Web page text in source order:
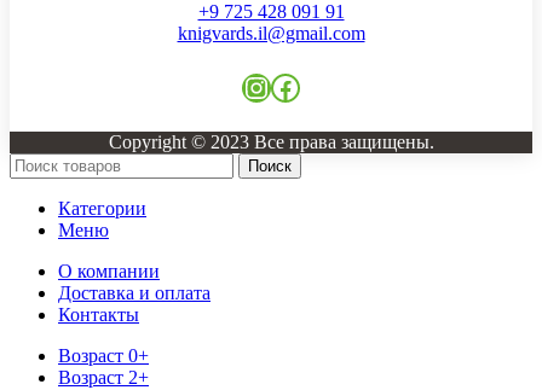
+9 725 428 091 91
knigvards.il@gmail.com
Instagram
Facebook
Copyright © 2023 Все права защищены.
Поиск
Категории
Меню
О компании
Доставка и оплата
Контакты
Возраст 0+
Возраст 2+